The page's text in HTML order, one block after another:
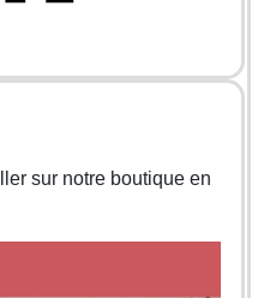
sur notre boutique en